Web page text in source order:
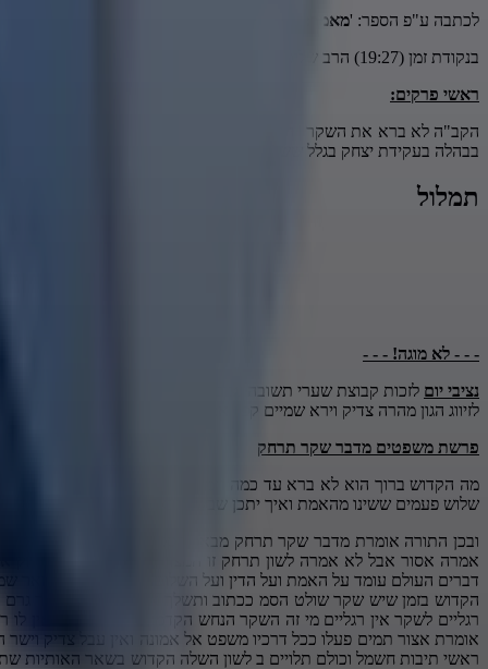
לכתבה ע"פ הספר: 'מאמר: "מִדְּבַר שֶׁקֶר תִּרְחָק
בנקודת זמן (19:27) הרב שליט"א מציע 100 שקלים למי שידע מה הגימטריא של המילה שקר?
ראשי פרקים:
הקב"ה לא ברא את השקר | הקב"ה שונא שקרנים והדובר אמת גוזר
בבהלה בעקידת יצחק בגלל ששיקרה בלידת יצחק | נבות היזרעאל.
תמלול
- - - לא מוגה! - - -
נציבי יום
לזיווג הגון מהרה צדיק וירא שמיים קפ'ז אמיתי אמן ואמן אמ
פרשת משפטים מדבר שקר תרחק
מה הקדוש ברוך הוא לא ברא עד כמה חמור השקר ומה זוכה אדם על
שלוש פעמים ששינו מהאמת ואיך יתכן שבש מובא כמה פעמים שצריך
ובכן התורה אומרת מדבר שקר תרחק מבאר הספורנו לא די להמנע משקר אלא חיוב להתרחק מכל דבר שעלול להביא לשקר זאת אומרת אין שום מצווה שהתורה הרחיקה לא עבודה זרה לא גילוי עריות לא שפיכות דמים היא אמרה אסור אבל לא אמרה לשון תרחק זו המצווה יחידה שכתוב תרחק אל ערבה נאמר אל תקר ו לגלות ערבה אל תקרבו אבל לא תרחק ופה השקר התורה מרחיקה ממנו מאוד מאוד רבן שמעון בן גמליאל אומר על שלושה דברים העולם עומד על האמת ועל הדין ועל השלום תיקוני הזוהר מבואר שמידת האמת ברא השם את עולמו במידת האמת נברא העולם ועל האמת עומדים עולמות עליונים ותחתונים ובזמן שקר נהרסים עולמות ועוד אומר הזוהר הקדוש בזמן שיש שקר שולט הסמ ככתוב ותשלך אמת ארצה והשקר גרם לחורבן בית ראשון בחורבן בית שני ולכן במגן אברהם מטריסק פרשת תאזינו מדגיש הפוגם דיבורו בשקרים ממשיך עליו שליטת הנחש הקדמוני שאין לו רגליים לשקר אין רגליים מי זה השקר הנחש הקדמוני יש לו רגליים אין לו רגליים לשקר אין רגליים בתנ דו אליהו זוה ג אומר הכל ברא הקדוש ברוך הוא בעולמו חוץ מן השקר ומן העולה אותם לא עשה הקדוש ברוך הוא התורה אומרת אצור תמים פעלו ככל דרכיו משפט אל אמונה ואין עבל צדיק וישר הוא לפי כך מובן למה במסכת סנהדרין כג אמר רב חסדה אמר רב ירמיה ברבא ארבע כיתות הן מקבלות פני שכינה חנפנים שקרנים מספרי לשון הרע לצנ ראשי תיבות חשמל וכולם תלויים ב לשון השלה הקדוש בשאר האותיות שתיקה אין הכוונה דווקא לשקרן שמרמה בעסקים אלא אפילו אדם שסתם משקר אינו מקבל פני שכינה במסכת פסחים קיג שלושה הקדוש ברוך הוא שונאן המדבר אחד בפה ואחד בלב הקדוש ברוך הוא שונא אותו מבאר רבנו בחיר בקד הקמח אמונה השקרן גרוע ומאוס כל כך לפני הבורא משום שהוא מחלל שפתיים שהם כלי הדיבור שניתנו לו לספר שבח הקדוש ברוך הוא ולא תחללו את שם קודשי מצד שני מעלה דובר האמת גדולה מאוד בספר חסידים מז אומר מי שמדבר תמיד אמת כל דבריו מתקיימים היות ואינו משקר לעולם מסייע לו הקדוש ברוך הוא מה שמבקש השם גוזר למטה הוא גוזר למטה מהשם מקיים מלמעלה תיגזר אומר יקום לך מוסיף עץ יוסף תהילים קמ כתוב קרוב אדוני לכל קוראיו לכל אשר קראו באמת אז למה לא נענים תמיד אנשים מתפללים באמת למה כי רק מי שיש בו מידת האמת קרוב השם לכל קוראו לכל שקרו באמת מי שזוכים להיות דוברי אמת תמיד הם קרובים אל השם והוא שומע תפילתם לא אחד פעמי אמת פעמיים אמת שמידתו אמת לפי זה התבהרו דברי מסכת שבת דף ל אמר רבא בשעה שמכניסים אדם לדין לעתיד לבוא שואלים נשאת ונתת באמונה קבעת עיתים לתורה מה יותר חשוב גית בו יומם ולילה לא למה מתחילים אם נשאת ונתת באמונה אומר ה אליהו רבא כיוון שאם משקר הוא מחלל את השם אז מה תועיל התורה שהוא למד שגרון בן שגרן מה זה ואם כן האמת קודמת ללימוד התורה צריך להיות איש אמת אתה לומד תורת אמת אז איך אתה שקרן הוסיף הבן אש חי בן יהוידע סותה למד אל תחשוב בליבך לומר מעט שקר עם אמת שכן כשאומרים אמת זה טוב אבל אם משנים מעט נעשה הא' מת ערבו אמת ושקר גורם לשלושה דברים לא נעימים אש קר ומת כשמערבבים את המילה שקר ואמת אתה מקבל אש קר ומת לפי זה תמוה מאוד אם גדולה כל כך מעלת האמת ו שנעים השקר והשקרים כלפי הקדוש ברוך הוא איך התורה מספרת שלוש פעמים שינוי מן האמת דבר ראשון הגדול מכולם זה הקדוש ברוך הוא בכבודו עצמו הוא שינה מן האמת והוא אמר למה זה צחקה שרה שואל את אברהם היא אמרה ואני זקנתי שרה לא אמרה ככה היא אמרה ואדוני זקן היא צחקה למה איך היא תביא ילדים באדוני זקן אברהם בן 100 איך אני אביא ילדים והקדוש ברוך הוא שינה משום דרכי שלום למה אברהם עלול להפגע למה הי אמר שהו זקן שמעתם דבר כזה אברהם שלא מחשיב את העולם הזה לא כסף לא זהב והוא בן 100 כבוד גדול להגיע לגיל 100 ואם אשתו אומרת עליו שהוא זקן הוא לא יוכל להביא ילדים בגיל